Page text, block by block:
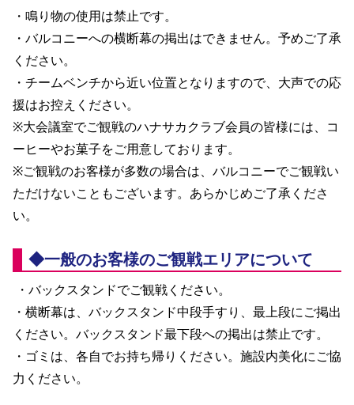
・鳴り物の使用は禁止です。
・バルコニーへの横断幕の掲出はできません。予めご了承
ください。
・チームベンチから近い位置となりますので、大声での応
援はお控えください。
※大会議室でご観戦のハナサカクラブ会員の皆様には、コ
ーヒーやお菓子をご用意しております。
※ご観戦のお客様が多数の場合は、バルコニーでご観戦い
ただけないこともございます。あらかじめご了承くださ
い。
◆一般のお客様のご観戦エリアについて
・バックスタンドでご観戦ください。
・横断幕は、バックスタンド中段手すり、最上段にご掲出
ください。バックスタンド最下段への掲出は禁止です。
・ゴミは、各自でお持ち帰りください。施設内美化にご協
力ください。